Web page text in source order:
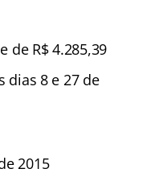
de R$ 4.285,39
dias 8 e 27 de
2015